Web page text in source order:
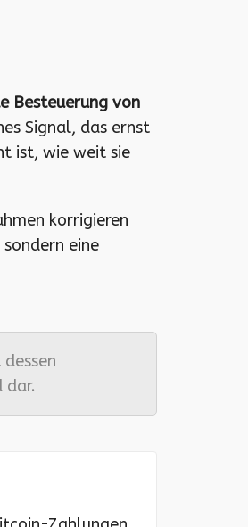
Besteuerung von
Signal, das ernst
ist, wie weit sie
korrigieren
eine
dar.